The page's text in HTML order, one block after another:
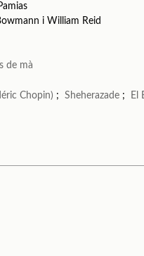
i William Reid
de mà
Chopin) ;Sheherazade ; El